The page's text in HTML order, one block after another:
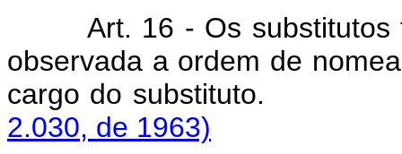
Art. 16 - Os substitutos
observada a ordem de
cargo do
2.030, de 1963)